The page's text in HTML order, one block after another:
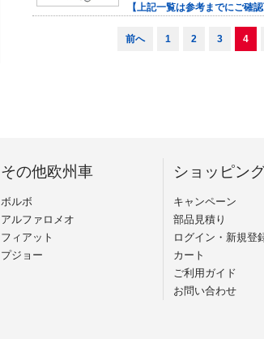
【上記一覧は参考までにご確
前へ 1 2 3 4
その他欧州車
ボルボ
アルファロメオ
フィアット
プジョー
ショッピン
キャンペーン
部品見積り
ログイン・新規登
カート
ご利用ガイド
お問い合わせ